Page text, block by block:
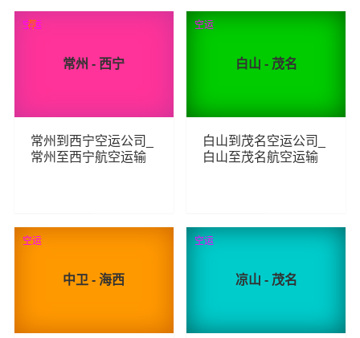
160 查看详细 114 查看详细
常州 - 西宁
常州到西宁空运公司_
常州至西宁航空运输
360 查看详细
空运
荐
白山 - 茂名
白山到茂名空运公司_
白山至茂名航空运输
112 查看详细
空运
中卫 - 海西
空运
凉山 - 茂名
空运